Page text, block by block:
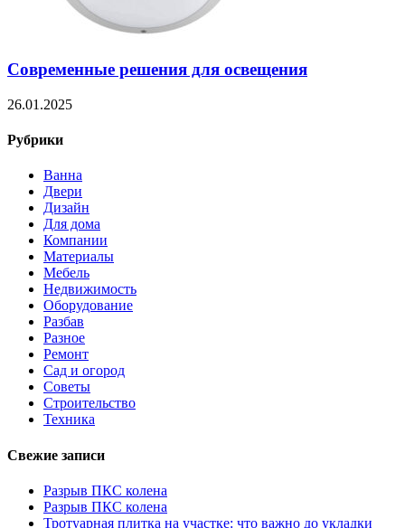
Современные решения для освещения
26.01.2025
Рубрики
Ванна
Двери
Дизайн
Для дома
Компании
Материалы
Мебель
Недвижимость
Оборудование
Разбав
Разное
Ремонт
Сад и огород
Советы
Строительство
Техника
Свежие записи
Разрыв ПКС колена
Разрыв ПКС колена
Тротуарная плитка на участке: что важно до укладки